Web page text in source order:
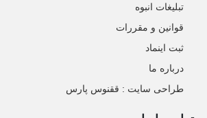
تبلیغات انبوه
قوانین و مقررات
ثبت اینماد
درباره ما
طراحی سایت : ققنوس پارس